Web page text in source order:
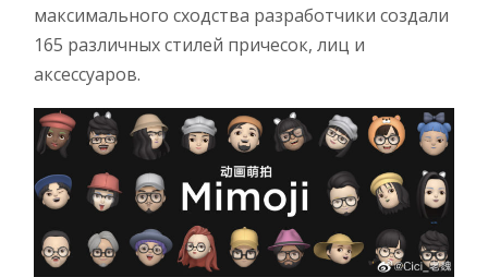
максимального сходства разработчики создали
165 различных стилей причесок, лиц и
аксессуаров.